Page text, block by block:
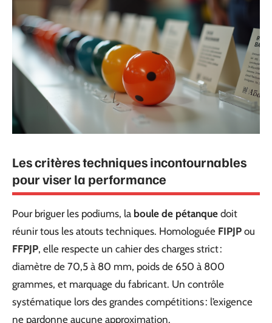
Les critères techniques incontournables
pour viser la performance
Pour briguer les podiums, la boule de pétanque doit
réunir tous les atouts techniques. Homologuée FIPJP ou
FFPJP, elle respecte un cahier des charges strict :
diamètre de 70,5 à 80 mm, poids de 650 à 800
grammes, et marquage du fabricant. Un contrôle
systématique lors des grandes compétitions : l’exigence
ne pardonne aucune approximation.